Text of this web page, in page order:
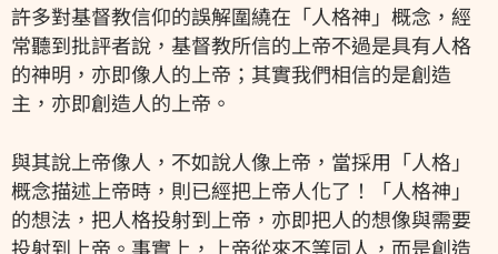
許多對基督教信仰的誤解圍繞在「人格神」概念，經
常聽到批評者說，基督教所信的上帝不過是具有人格
的神明，亦即像人的上帝；其實我們相信的是創造
主，亦即創造人的上帝。
與其說上帝像人，不如說人像上帝，當採用「人格」
概念描述上帝時，則已經把上帝人化了！「人格神」
的想法，把人格投射到上帝，亦即把人的想像與需要
投射到上帝。事實上，上帝從來不等同人，而是創造